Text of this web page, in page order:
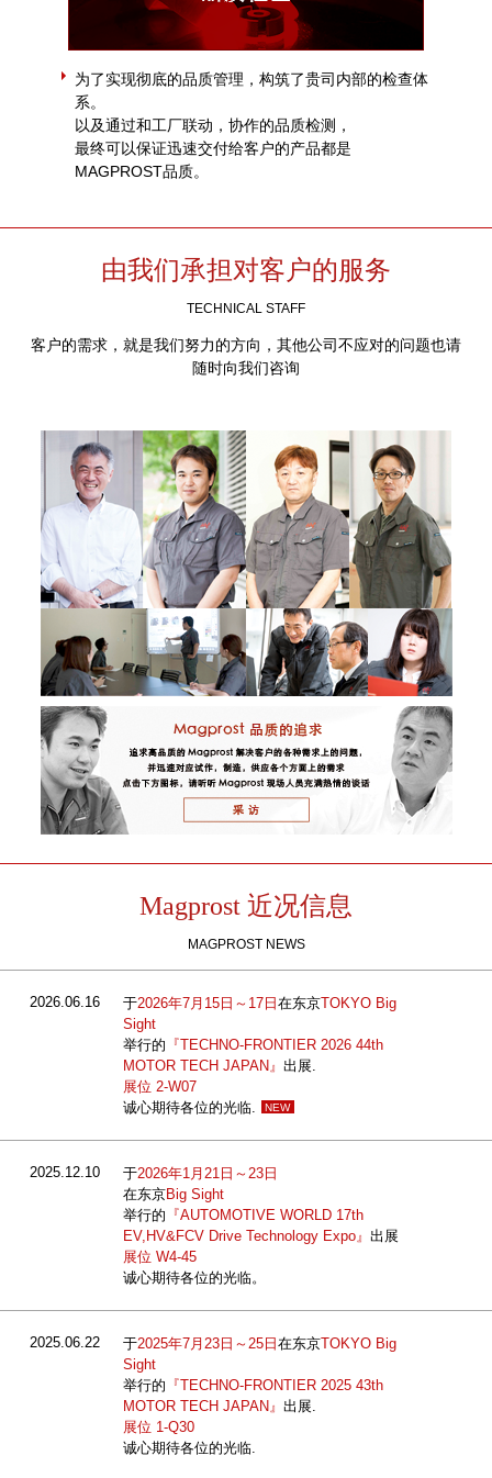
为了实现彻底的品质管理，构筑了贵司内部的检查体
系。
以及通过和工厂联动，协作的品质检测，
最终可以保证迅速交付给客户的产品都是
MAGPROST品质。
由我们承担对客户的服务
TECHNICAL STAFF
客户的需求，就是我们努力的方向，其他公司不应对的问题也请
随时向我们咨询
Magprost 近况信息
MAGPROST NEWS
2026.06.16 于2026年7月15日～17日在东京TOKYO Big
Sight
举行的 『TECHNO-FRONTIER 2026 44th
MOTOR TECH JAPAN』 出展.
展位 2-W07
诚心期待各位的光临.
NEW
2025.12.10 于2026年1月21日～23日
在东京Big Sight
举行的 『AUTOMOTIVE WORLD 17th
EV,HV&FCV Drive Technology Expo』 出展
展位 W4-45
诚心期待各位的光临。
2025.06.22 于2025年7月23日～25日在东京TOKYO Big
Sight
举行的 『TECHNO-FRONTIER 2025 43th
MOTOR TECH JAPAN』 出展.
展位 1-Q30
诚心期待各位的光临.